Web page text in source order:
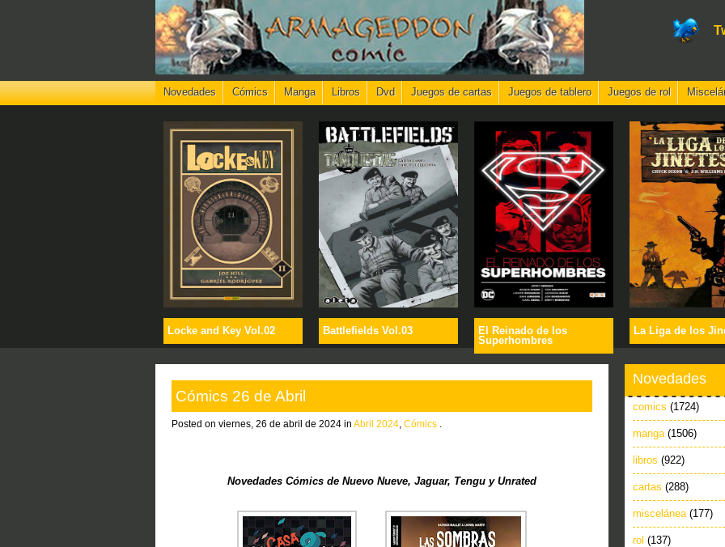
Novedades Cómics Manga Libros Dvd Juegos de cartas Juegos de tablero Juegos de rol
Locke and Key Vol.02 Battlefields Vol.03
El Reinado de los
Superhombres
La Liga de los
Cómics 26 de Abril
Posted on viernes, 26 de abril de 2024 in Abril 2024 Cómics
Novedades Cómics de Nuevo Nueve, Jaguar, Tengu y Unrated
Novedades
comics (1724)
manga (1506)
libros (922)
cartas (288)
miscelánea (177)
rol (137)